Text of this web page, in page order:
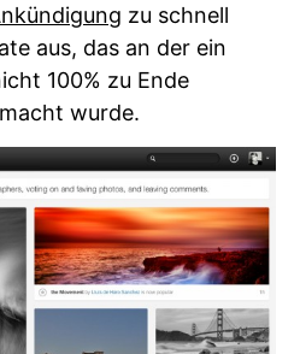
zu schnell
aus, das an der ein
100% zu Ende
wurde.